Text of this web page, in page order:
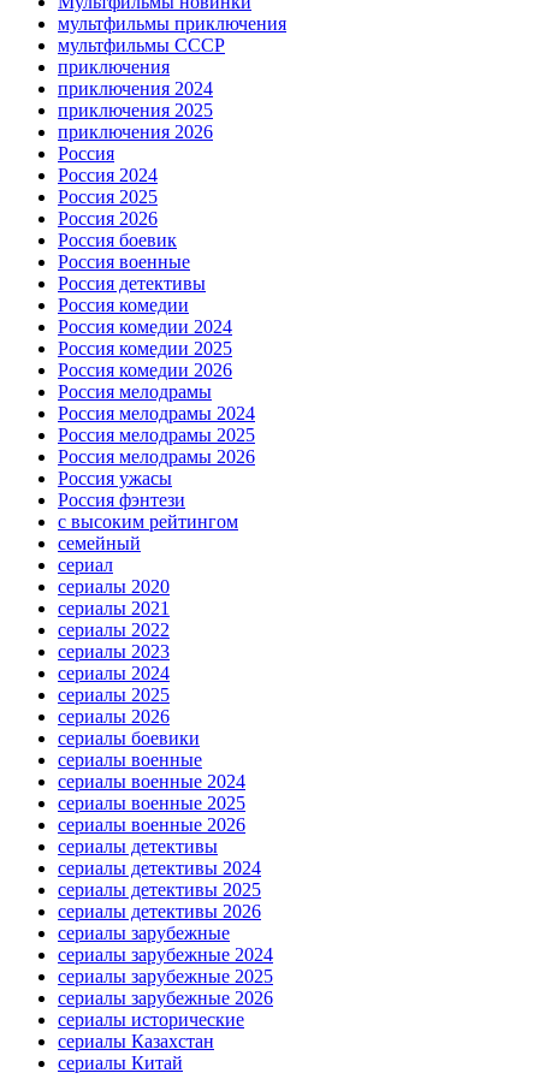
мультфильмы приключения
мультфильмы СССР
приключения
приключения 2024
приключения 2025
приключения 2026
Россия
Россия 2024
Россия 2025
Россия 2026
Россия боевик
Россия военные
Россия детективы
Россия комедии
Россия комедии 2024
Россия комедии 2025
Россия комедии 2026
Россия мелодрамы
Россия мелодрамы 2024
Россия мелодрамы 2025
Россия мелодрамы 2026
Россия ужасы
Россия фэнтези
с высоким рейтингом
семейный
сериал
сериалы 2020
сериалы 2021
сериалы 2022
сериалы 2023
сериалы 2024
сериалы 2025
сериалы 2026
сериалы боевики
сериалы военные
сериалы военные 2024
сериалы военные 2025
сериалы военные 2026
сериалы детективы
сериалы детективы 2024
сериалы детективы 2025
сериалы детективы 2026
сериалы зарубежные
сериалы зарубежные 2024
сериалы зарубежные 2025
сериалы зарубежные 2026
сериалы исторические
сериалы Казахстан
сериалы Китай